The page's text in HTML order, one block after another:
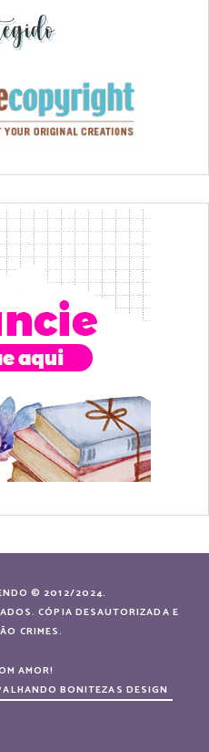
© 2012/2024.
CÓPIA DESAUTORIZADA E
CRIMES.
AMOR!
BONITEZAS DESIGN